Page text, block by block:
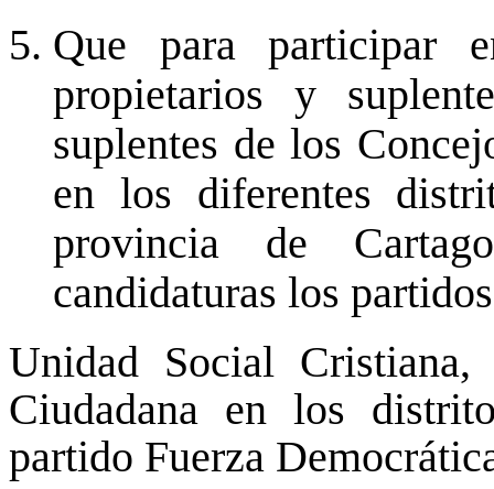
Que para participar
propietarios y
suplentes de los
en los diferentes
provincia de
candidaturas los partidos
Unidad Social
Ciudadana en los
partido Fuerza